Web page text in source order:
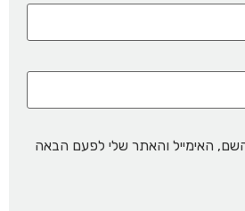
האימייל והאתר שלי לפעם הבאה